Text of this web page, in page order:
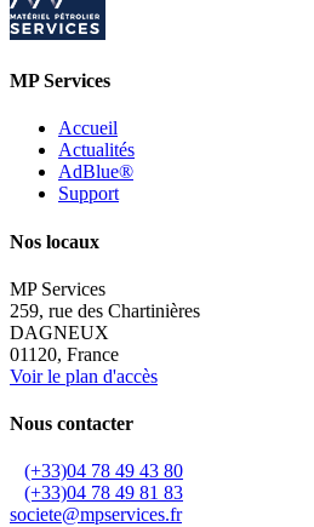
MP Services
Accueil
Actualités
AdBlue®
Support
Nos locaux
MP Services
259, rue des Chartinières
DAGNEUX
01120, France
Voir le plan d'accès
Nous contacter
(+33)04 78 49 43 80
(+33)04 78 49 81 83
societe@mpservices.fr